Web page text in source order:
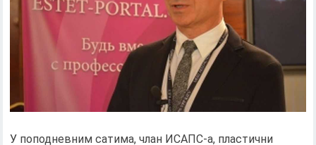
У поподневним сатима, члан ИСАПС-а, пластични